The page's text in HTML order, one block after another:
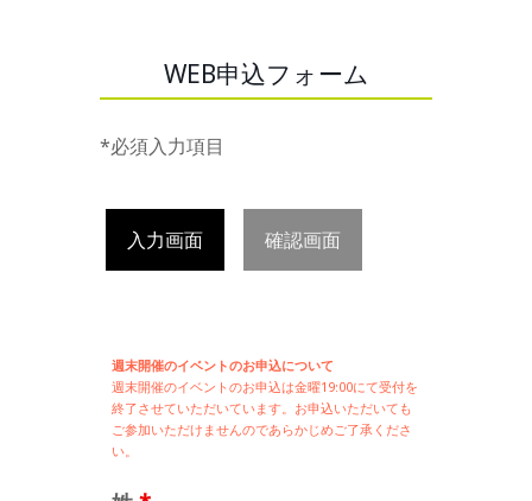
WEB申込フォーム
*必須入力項目
入力画面 確認画面
週末開催のイベントのお申込について
週末開催のイベントのお申込は金曜19:00にて受付を
終了させていただいています。お申込いただいても
ご参加いただけませんのであらかじめご了承くださ
い。